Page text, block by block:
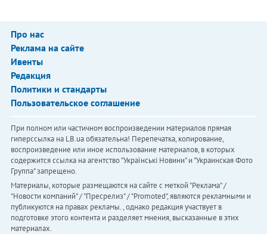
Про нас
Реклама на сайте
Ивенты
Редакция
Политики и стандарты
Пользовательское соглашение
При полном или частичном воспроизведении материалов прямая
гиперссылка на LB.ua обязательна! Перепечатка, копирование,
воспроизведение или иное использование материалов, в которых
содержится ссылка на агентство "Українськi Новини" и "Украинская Фото
Группа" запрещено.
Материалы, которые размещаются на сайте с меткой "Реклама" /
"Новости компаний" / "Пресрелиз" / "Promoted", являются рекламными и
публикуются на правах рекламы. , однако редакция участвует в
подготовке этого контента и разделяет мнения, высказанные в этих
материалах.